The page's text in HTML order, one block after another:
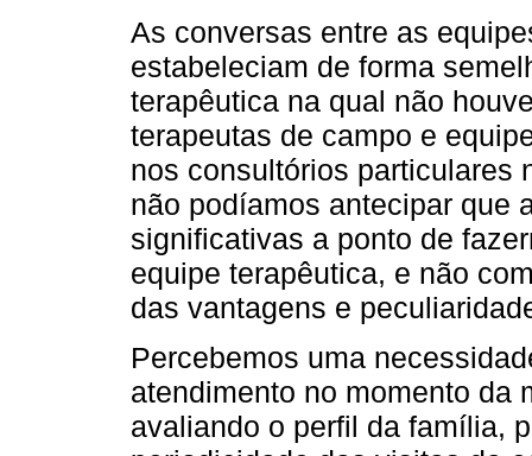
As conversas entre as
estabeleciam de forma
terapêutica na qual não
terapeutas de campo e
nos consultórios particulares
não podíamos antecipar que
significativas a ponto de
equipe terapêutica, e não
das vantagens e
Percebemos uma
atendimento no momento da
avaliando o perfil da família,